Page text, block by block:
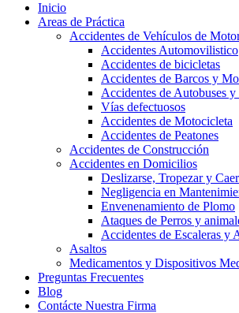
Inicio
Areas de Práctica
Accidentes de Vehículos de
Accidentes Automovilistico
Accidentes de bicicletas
Accidentes de Barcos y
Accidentes de Autobuses y
Vías defectuosos
Accidentes de Motocicleta
Accidentes de Peatones
Accidentes de Construcción
Accidentes en Domicilios
Deslizarse, Tropezar y Caer
Negligencia en
Envenenamiento de Plomo
Ataques de Perros y
Accidentes de Escaleras y
Asaltos
Medicamentos y Dispositivos
Preguntas Frecuentes
Blog
Contácte Nuestra Firma